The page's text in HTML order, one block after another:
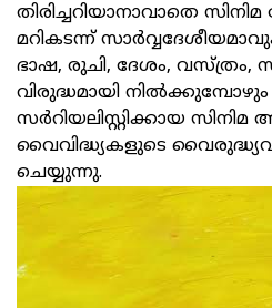
തിരിച്ചറിയാനാവാതെ
മറികടന്ന്
ഭാഷ, രുചി, ദേശം, വസ്ത്രം,
വിരുദ്ധമായി നിൽക്കുമ്പോഴും
സർറിയലിസ്റ്റിക്കായ
വൈവിദ്ധ്യകളുടെ
ചെയ്യുന്നു.